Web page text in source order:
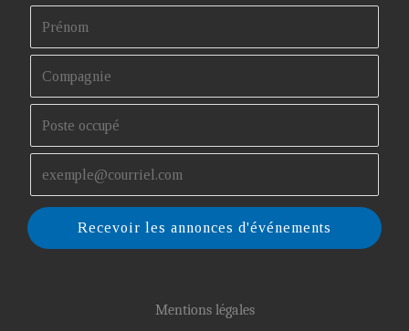
Recevoir les annonces d'événements
Mentions légales